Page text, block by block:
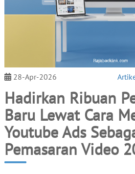
28-Apr-2026
Hadirkan Ribuan
Baru Lewat Cara
Youtube Ads
Pemasaran Video